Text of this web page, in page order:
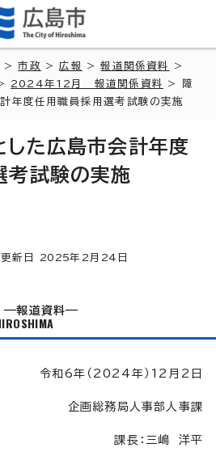
>市政 >広報 >報道関係資料
>
2024年12月 報道関係資料
> 障
年度任用職員採用選考試験の実施
した広島市会計年度
考試験の実施
日 2025年2月 24 日
報道資料
令和6年（2024年）12月2日
企画総務局人事部人事課
課長：三嶋 洋平